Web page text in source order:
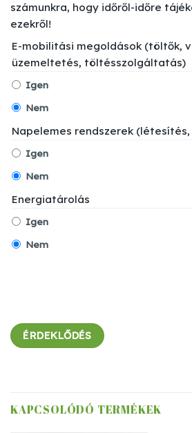
számunkra, hogy időről-időre
ezekről!
E-mobilitási megoldások (töltők,
üzemeltetés, töltésszolgáltatás)
Igen
Nem
Napelemes rendszerek
Igen
Nem
Energiatárolás
Igen
Nem
KAPCSOLÓDÓ TERMÉKEK